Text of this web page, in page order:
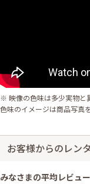
※ 映像の色味は多少実物と
色味のイメージは商品写真
お客様からのレン
みなさまの平均レビュー